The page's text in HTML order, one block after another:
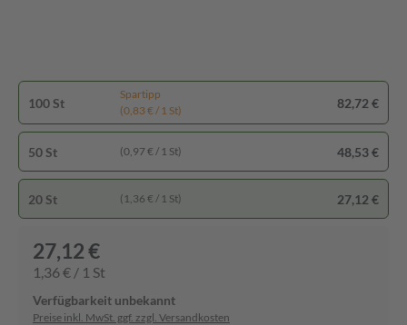
100 St
Spartipp
(0,83 € / 1 St)
82,72 €
50 St (0,97 € / 1 St) 48,53 €
20 St (1,36 € / 1 St) 27,12 €
27,12 €
1,36 € / 1 St
Verfügbarkeit unbekannt
Preise inkl. MwSt. ggf. zzgl. Versandkosten